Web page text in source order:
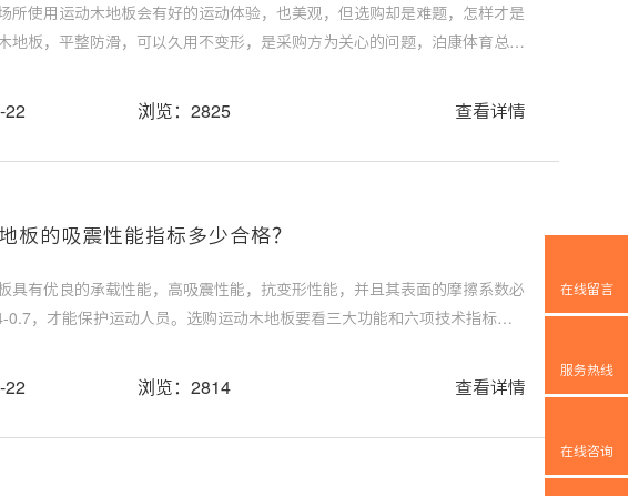
所使用运动木地板会有好的运动体验，也美观，但选购却是难题，怎样才是
地板，平整防滑，可以久用不变形，是采购方为关心的问题，泊康体育总结
22 浏览：2825 查看详情
板的吸震性能指标多少合格？
具有优良的承载性能，高吸震性能，抗变形性能，并且其表面的摩擦系数必
0.7，才能保护运动人员。选购运动木地板要看三大功能和六项技术指标，
22 浏览：2814 查看详情
在线留言
服务热线
在线咨询